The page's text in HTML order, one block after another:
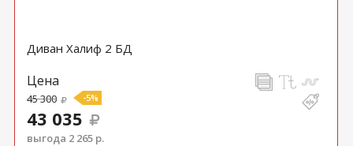
Диван Халиф 2 БД
Цена
45 300 -5%
43 035
выгода 2 265 р.